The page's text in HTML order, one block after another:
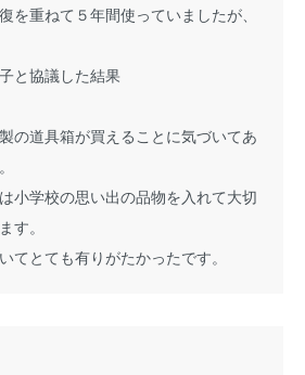
を重ねて５年間使っていましたが、
と協議した結果
の道具箱が買えることに気づいてあ
小学校の思い出の品物を入れて大切
す。
てとても有りがたかったです。